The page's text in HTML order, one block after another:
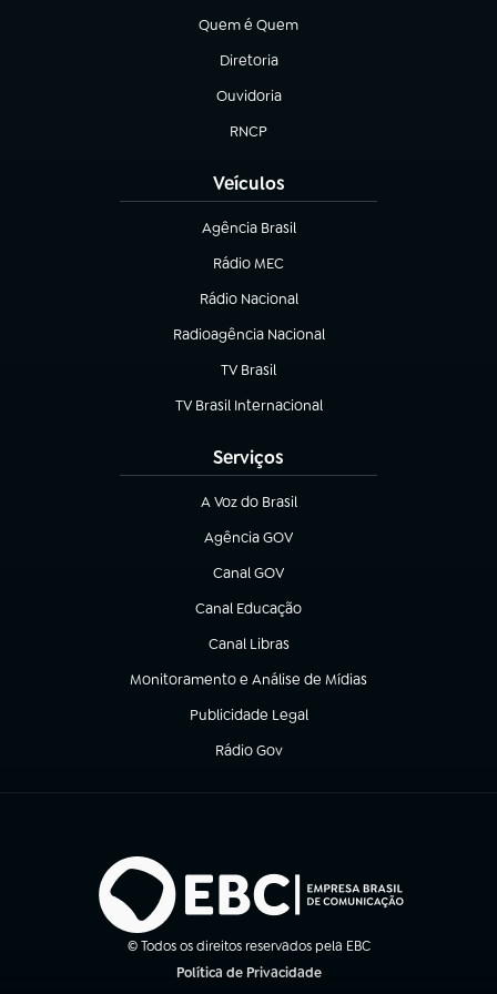
Quem é Quem
(abre em nova aba)
Diretoria
(abre em nova aba)
Ouvidoria
(abre em nova aba)
RNCP
(abre em nova aba)
Veículos
Agência Brasil
(abre em nova aba)
Rádio MEC
(abre em nova aba)
Rádio Nacional
Radioagência Nacional
(abre em nova aba)
TV Brasil
(abre em nova aba)
TV Brasil Internacional
(abre em nova aba)
Serviços
A Voz do Brasil
(abre em nova aba)
Agência GOV
(abre em nova aba)
Canal GOV
(abre em nova aba)
Canal Educação
(abre em nova aba)
Canal Libras
(abre em nova aba)
Monitoramento e Análise de Mídias
(abre em nova aba)
Publicidade Legal
(abre em nova aba)
Rádio Gov
(abre em nova aba)
© Todos os direitos reservados pela EBC
Política de Privacidade